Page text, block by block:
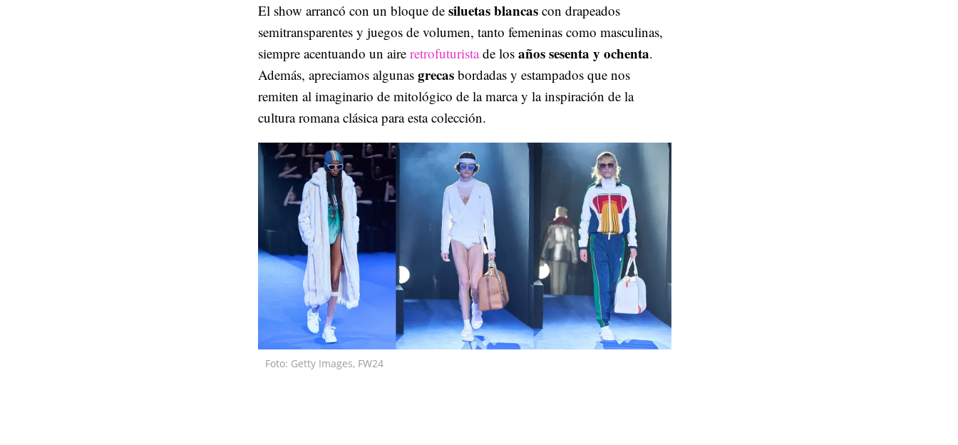
El show arrancó con un bloque de siluetas blancas con drapeados
semitransparentes y juegos de volumen, tanto femeninas como masculinas,
siempre acentuando un aire retrofuturista de los años sesenta y ochenta.
Además, apreciamos algunas grecas bordadas y estampados que nos
remiten al imaginario de mitológico de la marca y la inspiración de la
cultura romana clásica para esta colección.
Foto: Getty Images, FW24